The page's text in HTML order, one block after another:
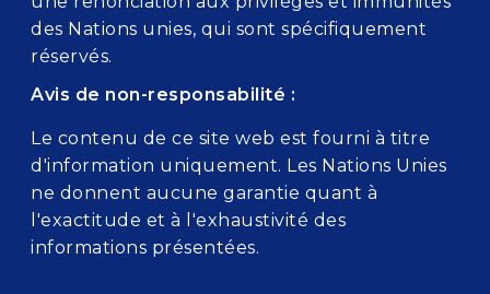
des Nations unies, qui sont spécifiquement
réservés.
Avis de non-responsabilité :
Le contenu de ce site web est fourni à titre
d'information uniquement. Les Nations Unies
ne donnent aucune garantie quant à
l'exactitude et à l'exhaustivité des
informations présentées.